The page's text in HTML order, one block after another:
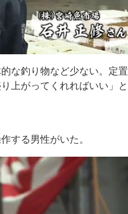
な釣り物など少ない。定
上がってくれればいい」
する男性がいた。